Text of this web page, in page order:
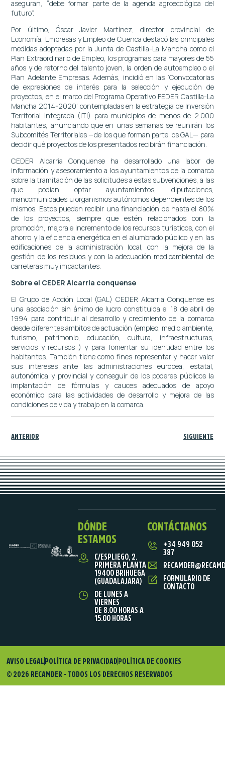
aseguran, “debe formar parte de la agenda agroecológica del
futuro”.
Por último, Óscar Javier Martínez, director provincial de
Economía, Empresas y Empleo de Cuenca destacó las principales
medidas adoptadas por la Junta de Castilla-La Mancha como el
Plan Extraordinario de Empleo, los programas para mayores de 55
años y de retorno del talento joven, la orden de autoempleo o el
Plan Adelante Empresas. Además, incidió en las ‘Convocatorias
de expresiones de interés para la selección y ejecución de
proyectos, en el marco del Programa Operativo FEDER Castilla-La
Mancha 2014-2020’ contempladas en la estrategia de Inversión
Territorial Integrada (ITI) para municipios de menos de 2.000
habitantes, anunciando que en unas semanas se reunirán los
Subcomités Territoriales —de los que forman parte los GAL— para
decidir qué proyectos de los presentados recibirán financiación.
CEDER Alcarria Conquense ha desarrollado una labor de
información y asesoramiento a los ayuntamientos de la comarca
sobre la tramitación de las solicitudes a estas subvenciones, a las
que podían optar ayuntamientos, diputaciones,
mancomunidades u organismos autónomos dependientes de los
mismos. Estos pueden recibir una financiación de hasta el 80%
de los proyectos, siempre que estén relacionados con la
promoción, mejora e incremento de los recursos turísticos, con el
ahorro y la eficiencia energética en el alumbrado público y en las
edificaciones de la administración local, con la mejora de la
gestión de los residuos y con la adecuación medioambiental de
carreteras muy impactantes.
Sobre el CEDER Alcarria conquense
El Grupo de Acción Local (GAL) CEDER Alcarria Conquense es
una asociación sin ánimo de lucro constituida el 18 de abril de
1994 para contribuir al desarrollo y crecimiento de la comarca
desde diferentes ámbitos de actuación (empleo, medio ambiente,
turismo, patrimonio, educación, cultura, infraestructuras,
servicios y recursos ) y para fomentar su identidad entre los
habitantes. También tiene como fines representar y hacer valer
sus intereses ante las administraciones europea, estatal,
autonómica y provincial y conseguir de los poderes públicos la
implantación de fórmulas y cauces adecuados de apoyo
económico para las actividades de desarrollo y mejora de las
condiciones de vida y trabajo en la comarca.
ANTERIOR SIGUIENTE
DÓNDE
ESTAMOS
C/ESPLIEGO, 2.
PRIMERA PLANTA
19400 BRIHUEGA
(GUADALAJARA)
DE LUNES A
VIERNES
DE 8.00 HORAS A
15.00 HORAS
CONTÁCTANOS
+34 949 052
387
FORMULARIO DE
CONTACTO
© 2026 RECAMDER - TODOS LOS DERECHOS RESERVADOS
AVISO LEGAL POLÍTICA DE PRIVACIDAD POLÍTICA DE COOKIES